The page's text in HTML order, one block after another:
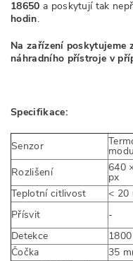
18650 a poskytují tak
hodin.
Na zařízení poskytujeme
náhradního přístroje v
Specifikace:
Senzor
Rozlišení
640
px
Teplotní citlivost
< 20
Přísvit
-
Detekce
Čočka
35